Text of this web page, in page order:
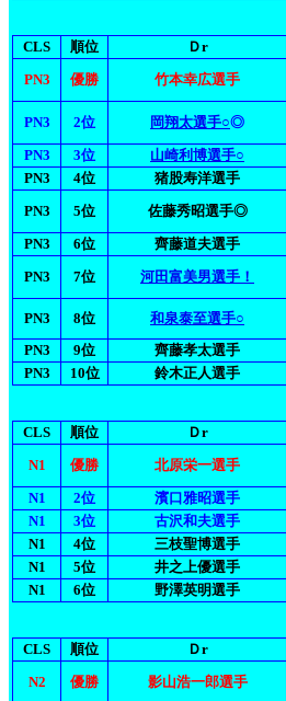
CLS 順位 Ｄr
PN3
優勝 竹本幸広選手
PN3
2位 岡翔太選手○◎
PN3
3位 山崎利博選手○
PN3
4位 猪股寿洋選手
PN3
5位 佐藤秀昭選手◎
PN3
6位 齊藤道夫選手
PN3
7位 河田富美男選手！
PN3 8位 和泉泰至選手○
PN3
9位 齊藤孝太選手
PN3
10位 鈴木正人選手
CLS 順位 Ｄr
N1
優勝 北原栄一選手
N1
2位 濱口雅昭選手
N1
3位 古沢和夫選手
N1
4位 三枝聖博選手
N1
5位 井之上優選手
N1
6位 野澤英明選手
CLS 順位 Ｄr
N2
優勝 影山浩一郎選手